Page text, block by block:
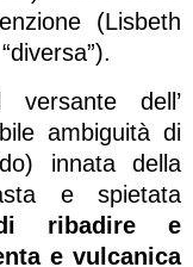
(Lisbeth
dell’
ambiguità di
innata della
e spietata
ribadire e
e vulcanica